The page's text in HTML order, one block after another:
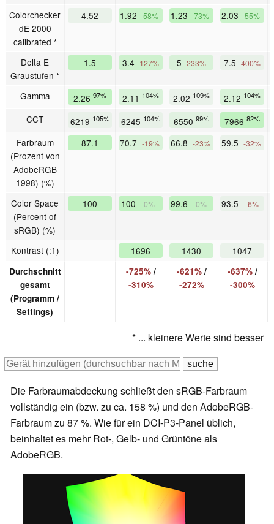
Colorchecker
dE 2000
calibrated *
4.52 1.92 58% 1.23 73% 2.03 55%
Delta E
Graustufen *
1.5 3.4 -127% 5 -233% 7.5 -400%
Gamma 2.26 97% 2.11 104% 2.02 109% 2.12 104%
CCT 6219 105% 6245 104% 6550 99% 7966 82%
Farbraum
(Prozent von
AdobeRGB
1998) (%)
87.1 70.7 -19% 66.8 -23% 59.5 -32%
Color Space
(Percent of
sRGB) (%)
100 100 0% 99.6 0% 93.5 -6%
Kontrast (:1) 1696 1430 1047
Durchschnitt
gesamt
(Programm /
Settings)
-725%/
-310%
-621%/
-272%
-637%/
-300%
* ... kleinere Werte sind besser
Die Farbraumabdeckung schließt den sRGB-Farbraum
vollständig ein (bzw. zu ca. 158 %) und den AdobeRGB-
Farbraum zu 87 %. Wie für ein DCI-P3-Panel üblich,
beinhaltet es mehr Rot-, Gelb- und Grüntöne als
AdobeRGB.